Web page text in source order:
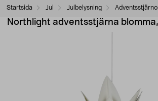
Startsida Jul Julbelysning
Northlight adventsstjärna